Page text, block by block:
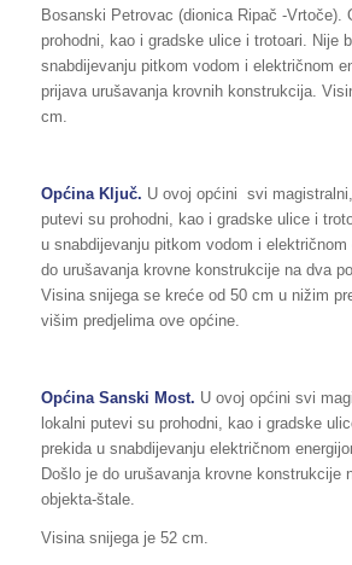
Bosanski Petrovac (dionica Ripač -Vrtoče).
prohodni, kao i gradske ulice i trotoari. Nije
snabdijevanju pitkom vodom i električnom
prijava urušavanja krovnih konstrukcija.
cm.
Općina Ključ. U ovoj općini svi
putevi su prohodni, kao i gradske ulice i
u snabdijevanju pitkom vodom i električnom
do urušavanja krovne konstrukcije na dva
Visina snijega se kreće od 50 cm u nižim
višim predjelima ove općine.
Općina Sanski Most. U ovoj općini svi
lokalni putevi su prohodni, kao i gradske
prekida u snabdijevanju električnom
Došlo je do urušavanja krovne konstrukcije
objekta-štale.
Visina snijega je 52 cm.